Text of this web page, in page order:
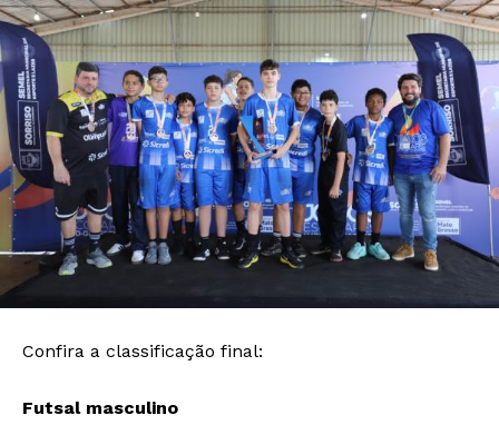
Confira a classificação final:
Futsal masculino